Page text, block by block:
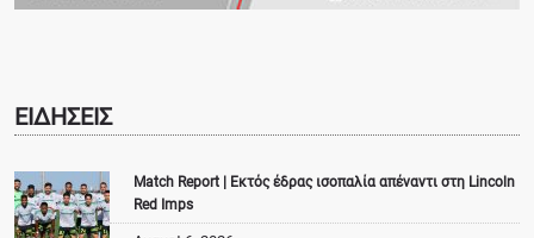
ΕΙΔΗΣΕΙΣ
Match Report | Εκτός έδρας ισοπαλία απέναντι στη Lincoln
Red Imps